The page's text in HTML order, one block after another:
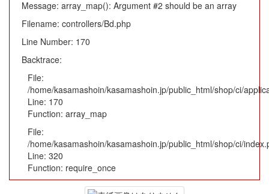
Message: array_map(): Argument #2 should be an array
Filename: controllers/Bd.php
Line Number: 170
Backtrace:
File:
/home/kasamashoin/kasamashoin.jp/public_html/shop/ci/
Line: 170
Function: array_map
File:
/home/kasamashoin/kasamashoin.jp/public_html/shop/ci/
Line: 320
Function: require_once